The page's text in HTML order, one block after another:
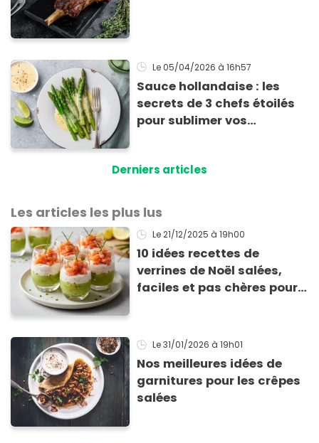
Le 05/04/2026 à 16h57
Sauce hollandaise : les
secrets de 3 chefs étoilés
pour sublimer vos
Derniers articles
Les articles les plus lus
Le 21/12/2025 à 19h00
10 idées recettes de
verrines de Noël salées,
faciles et pas chères pour
Le 31/01/2026 à 19h01
Nos meilleures idées de
garnitures pour les crêpes
salées